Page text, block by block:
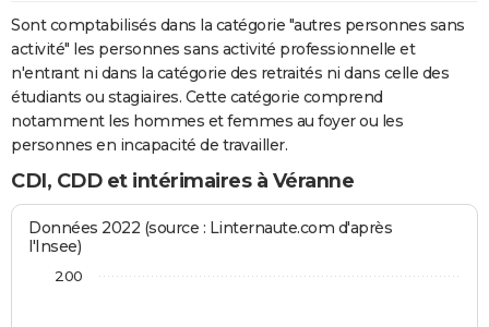
Sont comptabilisés dans la catégorie "autres personnes sans
activité" les personnes sans activité professionnelle et
n'entrant ni dans la catégorie des retraités ni dans celle des
étudiants ou stagiaires. Cette catégorie comprend
notamment les hommes et femmes au foyer ou les
personnes en incapacité de travailler.
CDI, CDD et intérimaires à Véranne
Données 2022 (source : Linternaute.com d'après
l'Insee)
200